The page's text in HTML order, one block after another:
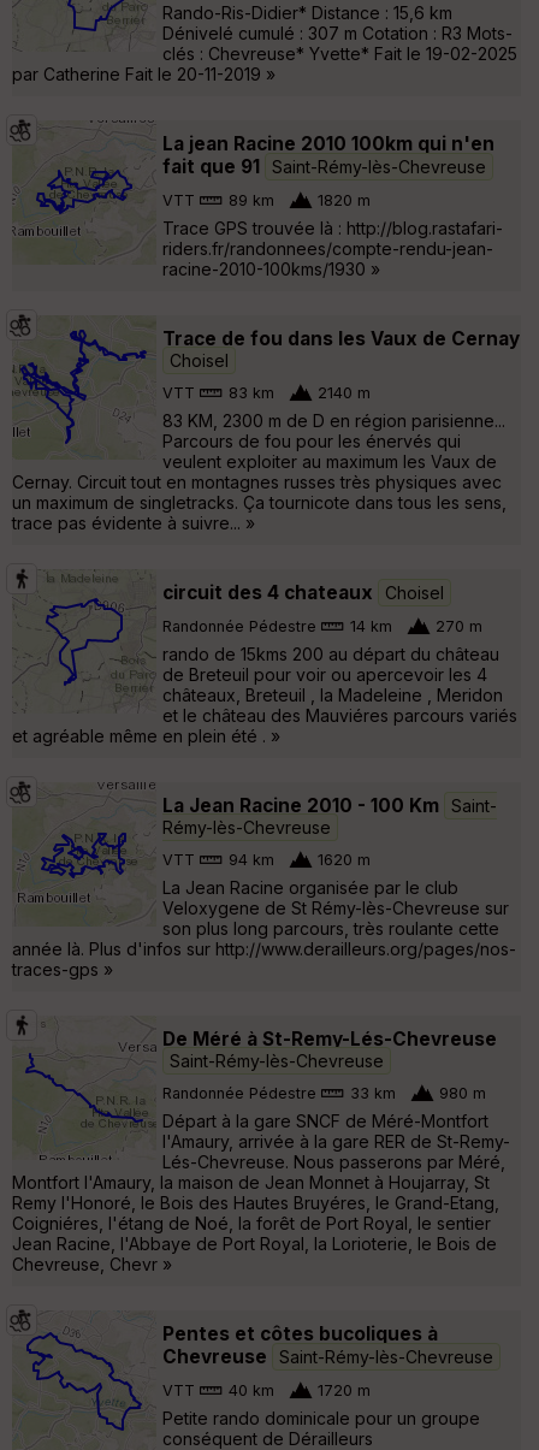
Rando-Ris-Didier* Distance : 15,6 km
Dénivelé cumulé : 307 m Cotation : R3 Mots-
clés : Chevreuse* Yvette* Fait le 19-02-2025
par Catherine Fait le 20-11-2019 »
La jean Racine 2010 100km qui n'en
fait que 91
Saint-Rémy-lès-Chevreuse
VTT 89 km 1820 m
Trace GPS trouvée là : http://blog.rastafari-
riders.fr/randonnees/compte-rendu-jean-
racine-2010-100kms/1930 »
Trace de fou dans les Vaux de Cernay
Choisel
VTT 83 km 2140 m
83 KM, 2300 m de D en région parisienne...
Parcours de fou pour les énervés qui
veulent exploiter au maximum les Vaux de
Cernay. Circuit tout en montagnes russes très physiques avec
un maximum de singletracks. Ça tournicote dans tous les sens,
trace pas évidente à suivre... »
circuit des 4 chateaux Choisel
Randonnée Pédestre 14 km 270 m
rando de 15kms 200 au départ du château
de Breteuil pour voir ou apercevoir les 4
châteaux, Breteuil , la Madeleine , Meridon
et le château des Mauviéres parcours variés
et agréable même en plein été . »
La Jean Racine 2010 - 100 Km
Saint-
Rémy-lès-Chevreuse
VTT 94 km 1620 m
La Jean Racine organisée par le club
Veloxygene de St Rémy-lès-Chevreuse sur
son plus long parcours, très roulante cette
année là. Plus d'infos sur http://www.derailleurs.org/pages/nos-
traces-gps »
De Méré à St-Remy-Lés-Chevreuse
Saint-Rémy-lès-Chevreuse
Randonnée Pédestre 33 km 980 m
Départ à la gare SNCF de Méré-Montfort
l'Amaury, arrivée à la gare RER de St-Remy-
Lés-Chevreuse. Nous passerons par Méré,
Montfort l'Amaury, la maison de Jean Monnet à Houjarray, St
Remy l'Honoré, le Bois des Hautes Bruyéres, le Grand-Etang,
Coigniéres, l'étang de Noé, la forêt de Port Royal, le sentier
Jean Racine, l'Abbaye de Port Royal, la Lorioterie, le Bois de
Chevreuse, Chevr »
Pentes et côtes bucoliques à
Chevreuse
Saint-Rémy-lès-Chevreuse
VTT 40 km 1720 m
Petite rando dominicale pour un groupe
conséquent de Dérailleurs